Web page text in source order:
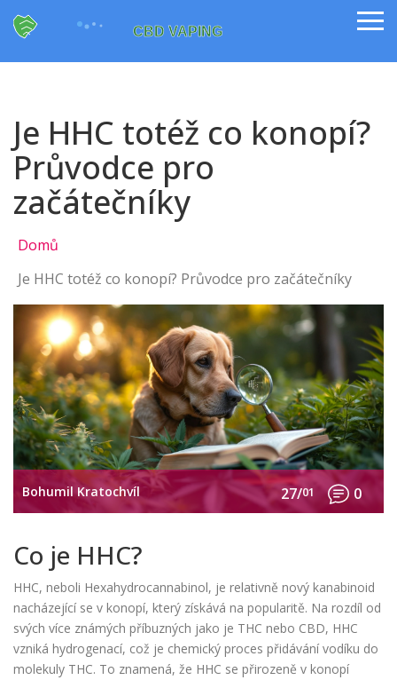
Je HHC totéž co konopí?
Průvodce pro
začátečníky
Domů
Je HHC totéž co konopí? Průvodce pro začátečníky
Bohumil Kratochvíl 27/01 0
Co je HHC?
HHC, neboli Hexahydrocannabinol, je relativně nový kanabinoid
nacházející se v konopí, který získává na popularitě. Na rozdíl od
svých více známých příbuzných jako je THC nebo CBD, HHC
vzniká hydrogenací, což je chemický proces přidávání vodíku do
molekuly THC. To znamená, že HHC se přirozeně v konopí